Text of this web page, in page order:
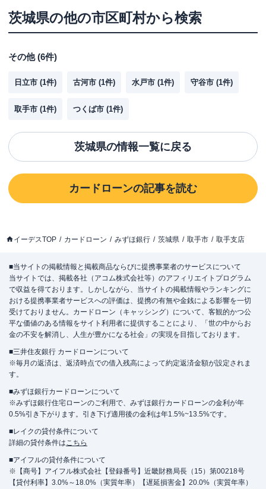
茨城県の他の市区町村から検索
その他(6件)
日立市 (1件) 古河市 (1件) 水戸市 (1件) 守谷市 (1件)
取手市 (1件) つくば市 (1件)
茨城県の情報一覧に戻る
カードローンの記事を読む
イーデスTOP カードローン みずほ銀行 茨城県 取手市 取手支店
■当サイトの掲載情報と掲載商品ならびに提携事業者のサービスについて
当サイトでは、掲載各社（アコム株式会社等）のアフィリエイトプログラム
で収益を得ております。しかしながら、当サイトの掲載情報やランキングに
おける提携事業者サービスへの評価は、提携の有無や金銭による影響を一切
受けておりません。カードローン（キャッシング）について、客観的かつ公
平な価値のある情報をサイト利用者に提供することにより、「世の中からお
金の不安を解消し、人生が豊かになる社会」の実現を目指しております。
■三井住友銀行 カードローンについて
※毎月の返済は、返済時点での借入残高によって約定返済金額が設定されま
す。
■みずほ銀行カードローンについて
※みずほ銀行住宅ローンのご利用で、みずほ銀行カードローンの金利が年
0.5%引き下がります。引き下げ適用後の金利は年1.5%~13.5%です。
■レイクの貸付条件について
詳細の貸付条件はこちら
■アイフルの貸付条件について
※【商号】アイフル株式会社【登録番号】近畿財務局長（15）第00218号
【貸付利率】3.0%～18.0%（実質年率）【遅延損害金】20.0%（実質年率）